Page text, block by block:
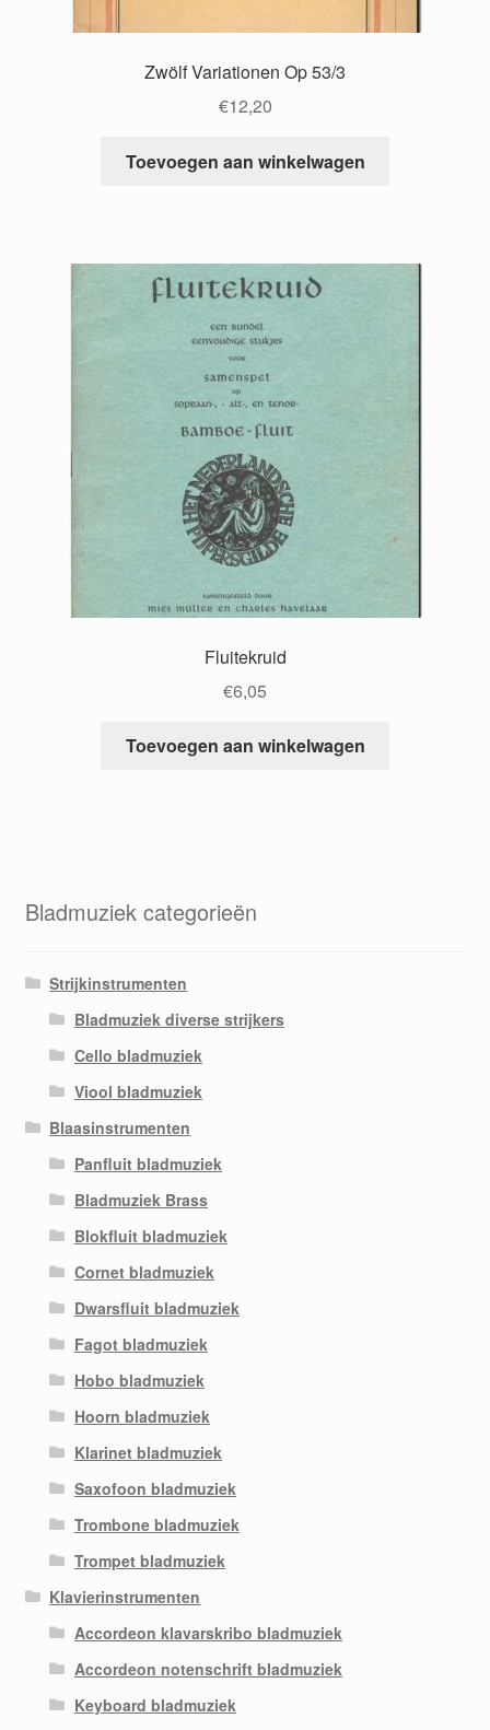
Zwölf Variationen Op 53/3
€12,20
Toevoegen aan winkelwagen
Fluitekruid
€6,05
Toevoegen aan winkelwagen
Bladmuziek categorieën
Strijkinstrumenten
Bladmuziek diverse strijkers
Cello bladmuziek
Viool bladmuziek
Blaasinstrumenten
Panfluit bladmuziek
Bladmuziek Brass
Blokfluit bladmuziek
Cornet bladmuziek
Dwarsfluit bladmuziek
Fagot bladmuziek
Hobo bladmuziek
Hoorn bladmuziek
Klarinet bladmuziek
Saxofoon bladmuziek
Trombone bladmuziek
Trompet bladmuziek
Klavierinstrumenten
Accordeon klavarskribo bladmuziek
Accordeon notenschrift bladmuziek
Keyboard bladmuziek